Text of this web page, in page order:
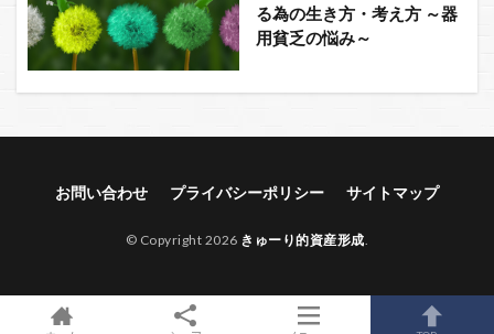
る為の生き方・考え方 ～器
用貧乏の悩み～
お問い合わせ プライバシーポリシー サイトマップ
© Copyright 2026 きゅーり的資産形成